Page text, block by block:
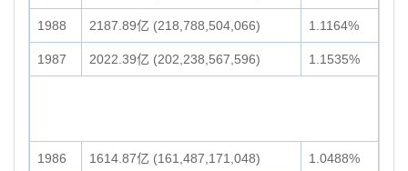
1988 2187.89亿 (218,788,504,066) 1.1164%
1987 2022.39亿 (202,238,567,596) 1.1535%
1986 1614.87亿 (161,487,171,048) 1.0488%